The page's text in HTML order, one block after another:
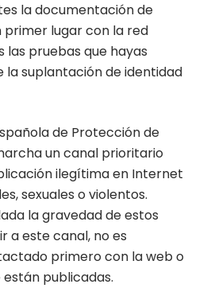
la documentación de
lugar con la red
las pruebas que hayas
suplantación de identidad
de Protección de
un canal prioritario
ilegítima en Internet
sexuales o violentos.
la gravedad de estos
a este canal, no es
primero con la web o
publicadas.